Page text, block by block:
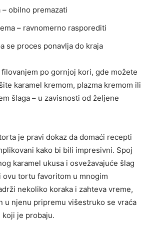
– obilno premazati
– ravnomerno rasporediti
se proces ponavlja do kraja
po gornjoj kori, gde možete
karamel kremom, plazma kremom ili
šlaga – u zavisnosti od željene
je pravi dokaz da domaći recepti
kako bi bili impresivni. Spoj
karamel ukusa i osvežavajuće šlag
ovu tortu favoritom u mnogim
nekoliko koraka i zahteva vreme,
u njenu pripremu višestruko se vraća
je probaju.